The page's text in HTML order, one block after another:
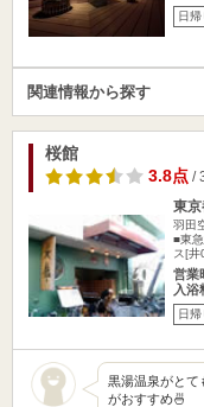
日帰
関連情報から探す
桜館
3.8点/
東
羽田
■東
ス[井
営業
入浴
日帰
黒湯温泉がとて
がおすすめ🍜